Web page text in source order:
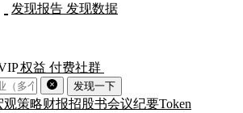
发现报告 发现数据
权益 付费社群
发现一下
观策略财报招股书会议纪要Token